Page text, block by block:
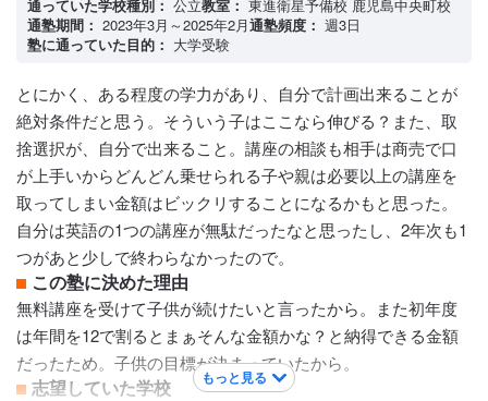
ような講義でも先生が違うと全く教え方が変わるので、そこ
を説明も聞きながら選んでいく形になる。あの有名な林先生
は東大講座のみなので、誰でもは受けられないのは残念だけ
ど。その先生にすぐ質問出来ないのは残念だが教え方は大事
なので、優秀な講師陣なのはいいと思う。
カリキュラムについて
通年講座を選んで1年かけて(もちろん短期で終わらせることも
可能、うちは、得意教科は2ヶ月強で終わった)受講していく。
教科、科目で受けたいものを選ぶ。講師も色々。単元ごとに
終わると終了テストを受けて点数が悪いとそこはまた受講し
直し。1番最後にまた確認テスト。テストはSでないときはも
う一度受けることができる。優秀だと一発でSが取れる。息子
はほぼS、たまに、A。お試し無料講座を受けた上の娘は、B
やＣを取って次に進めず終わらないままお試しが終わったの
通っていた学校種別： 公立教室： 東進衛星予備校 鹿児島中央町校
通塾期間： 2023年3月～2025年2月通塾頻度： 週3日
塾に通っていた目的： 大学受験
とにかく、ある程度の学力があり、自分で計画出来ることが
絶対条件だと思う。そういう子はここなら伸びる？また、取
捨選択が、自分で出来ること。講座の相談も相手は商売で口
が上手いからどんどん乗せられる子や親は必要以上の講座を
取ってしまい金額はビックリすることになるかもと思った。
自分は英語の1つの講座が無駄だったなと思ったし、2年次も1
つがあと少しで終わらなかったので。
この塾に決めた理由
無料講座を受けて子供が続けたいと言ったから。また初年度
は年間を12で割るとまぁそんな金額かな？と納得できる金額
だったため。子供の目標が決まっていたから。
志望していた学校 もっと見る